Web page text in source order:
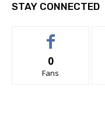
STAY CONNECTED
0
Fans